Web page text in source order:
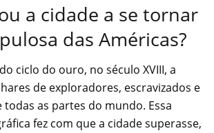
a cidade a se tornar
das Américas?
ciclo do ouro, no século XVIII, a
de exploradores, escravizados e
as partes do mundo. Essa
fez com que a cidade superasse,